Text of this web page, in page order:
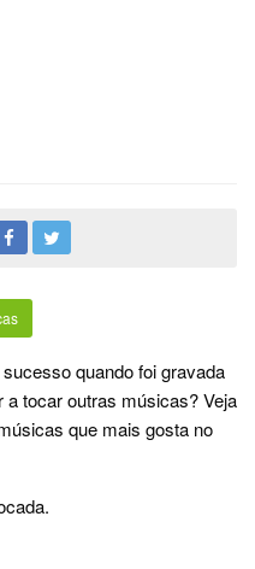
quando foi gravada
tocar outras músicas? Veja
que mais gosta no